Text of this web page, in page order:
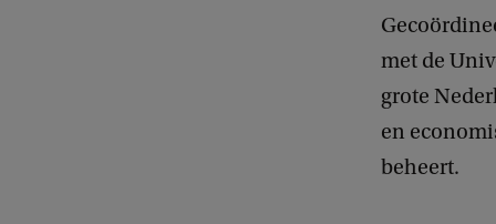
t
:
K
i
met de
grote
en
beheert.